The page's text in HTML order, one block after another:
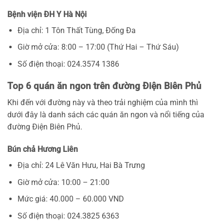
Bệnh viện ĐH Y Hà Nội
Địa chỉ: 1 Tôn Thất Tùng, Đống Đa
Giờ mở cửa: 8:00 – 17:00 (Thứ Hai – Thứ Sáu)
Số điện thoại: 024.3574 1386
Top 6 quán ăn ngon trên đường Điện Biên Phủ
Khi đến với đường này và theo trải nghiệm của mình thì
dưới đây là danh sách các quán ăn ngon và nổi tiếng của
đường Điện Biên Phủ.
Bún chả Hương Liên
Địa chỉ: 24 Lê Văn Hưu, Hai Bà Trưng
Giờ mở cửa: 10:00 – 21:00
Mức giá: 40.000 – 60.000 VND
Số điện thoại: 024.3825 6363